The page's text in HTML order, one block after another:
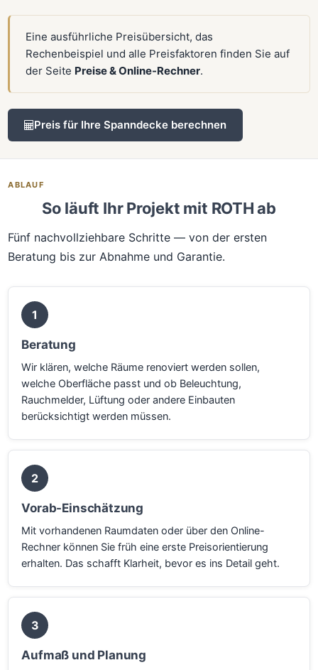
Eine ausführliche Preisübersicht, das
Rechenbeispiel und alle Preisfaktoren finden Sie auf
der Seite Preise & Online-Rechner.
Preis für Ihre Spanndecke berechnen
ABLAUF
So läuft Ihr Projekt mit ROTH ab
Fünf nachvollziehbare Schritte — von der ersten
Beratung bis zur Abnahme und Garantie.
1
Beratung
Wir klären, welche Räume renoviert werden sollen,
welche Oberfläche passt und ob Beleuchtung,
Rauchmelder, Lüftung oder andere Einbauten
berücksichtigt werden müssen.
2
Vorab-Einschätzung
Mit vorhandenen Raumdaten oder über den Online-
Rechner können Sie früh eine erste Preisorientierung
erhalten. Das schafft Klarheit, bevor es ins Detail geht.
3
Aufmaß und Planung